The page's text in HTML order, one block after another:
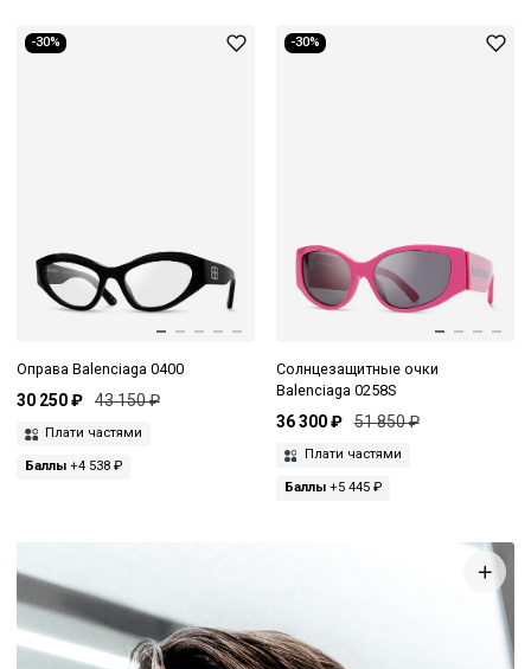
-30%
Оправа Balenciaga 0400
30 250 ₽ 43 150 ₽
Плати частями
Баллы +4 538 ₽
-30%
Солнцезащитные очки
Balenciaga 0258S
36 300 ₽ 51 850 ₽
Плати частями
Баллы+5 445 ₽